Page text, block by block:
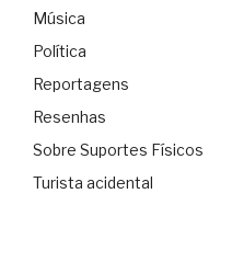
Música
Política
Reportagens
Resenhas
Sobre Suportes Físicos
Turista acidental